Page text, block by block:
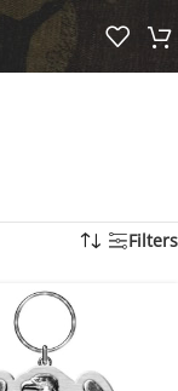
Filters